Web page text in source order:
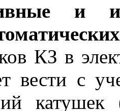
и
КЗ в
вести с
катушек